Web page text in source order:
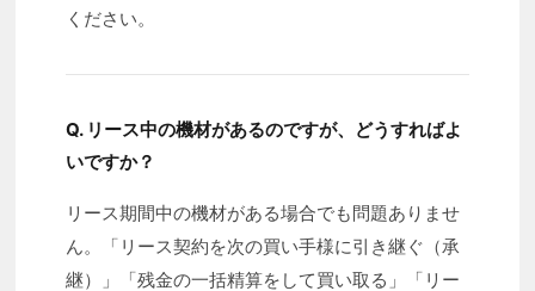
ください。
Q. リース中の機材があるのですが、どうすればよ
いですか？
リース期間中の機材がある場合でも問題ありませ
ん。「リース契約を次の買い手様に引き継ぐ（承
継）」「残金の一括精算をして買い取る」「リー